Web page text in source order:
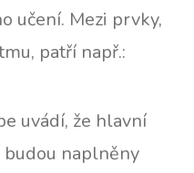
učení. Mezi prvky,
patří např.:
uvádí, že hlavní
naplněny